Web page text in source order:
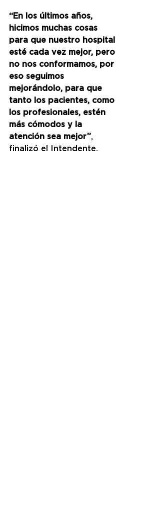
“En los últimos años,
hicimos muchas cosas
para que nuestro hospital
esté cada vez mejor, pero
no nos conformamos, por
eso seguimos
mejorándolo, para que
tanto los pacientes, como
los profesionales, estén
más cómodos y la
atención sea mejor”,
finalizó el Intendente.